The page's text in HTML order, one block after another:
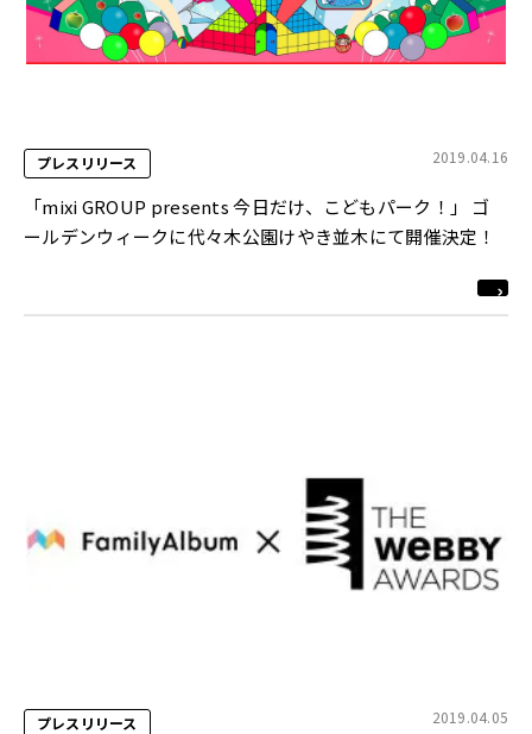
プレスリリース 2019.04.16
「mixi GROUP presents 今日だけ、こどもパーク！」 ゴ
ールデンウィークに代々木公園けやき並木にて開催決定！
プレスリリース 2019.04.05